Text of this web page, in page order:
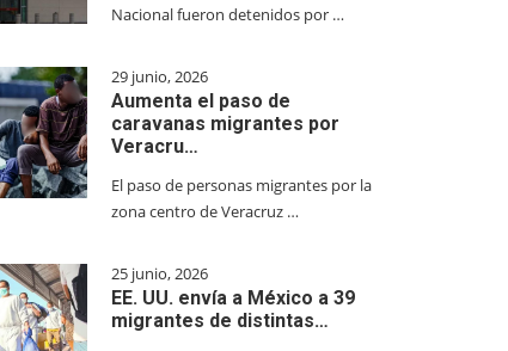
Nacional fueron detenidos por …
29 junio, 2026
Aumenta el paso de
caravanas migrantes por
Veracru…
El paso de personas migrantes por la
zona centro de Veracruz …
25 junio, 2026
EE. UU. envía a México a 39
migrantes de distintas…